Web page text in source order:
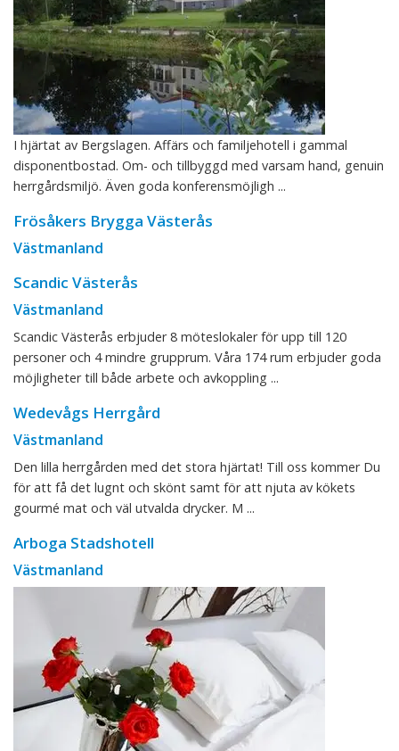
I hjärtat av Bergslagen. Affärs och familjehotell i gammal
disponentbostad. Om- och tillbyggd med varsam hand, genuin
herrgårdsmiljö. Även goda konferensmöjligh ...
Frösåkers Brygga Västerås
Västmanland
Scandic Västerås
Västmanland
Scandic Västerås erbjuder 8 möteslokaler för upp till 120
personer och 4 mindre grupprum. Våra 174 rum erbjuder goda
möjligheter till både arbete och avkoppling ...
Wedevågs Herrgård
Västmanland
Den lilla herrgården med det stora hjärtat! Till oss kommer Du
för att få det lugnt och skönt samt för att njuta av kökets
gourmé mat och väl utvalda drycker. M ...
Arboga Stadshotell
Västmanland